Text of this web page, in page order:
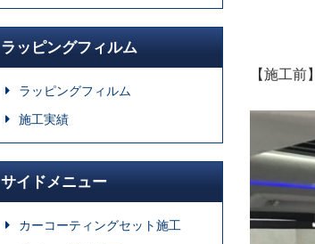
【施工前】
ラッピングフィルム
ラッピングフィルム
施工実績
サイドメニュー
カーコーティングセット施工